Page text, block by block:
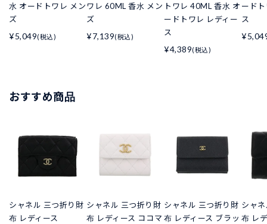
水 オードトワレ メン
ズ
¥5,049(税込)
ワレ 60ML 香水 メン
ズ
¥7,139(税込)
トワレ 40ML 香水 オ
ードトワレ レディー
ス
¥4,389(税込)
ード
ス
おすすめ商品
シャネル 三つ折り財
布 レディース
シャネル 三つ折り財
布 レディース ココマ
シャネル 三つ折り財
布 レディース ブラッ
シャ
布 レ